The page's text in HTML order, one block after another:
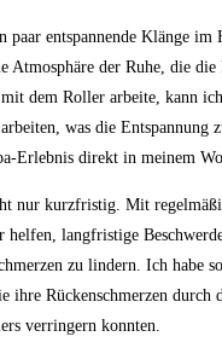
paar ​entspannende​ Klänge​
Atmosphäre der Ruhe, ⁣die
dem Roller arbeite, kann
was die Entspannung
Erlebnis ​direkt in meinem
nur kurzfristig.⁢ Mit
helfen, langfristige
zu ⁢lindern. Ich ‍habe
ihre Rückenschmerzen durch
​verringern konnten.